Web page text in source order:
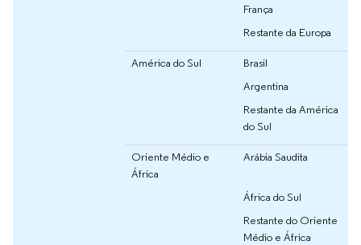
França
Restante da Europa
América do Sul
Brasil
Argentina
Restante da América
do Sul
Oriente Médio e
África
Arábia Saudita
África do Sul
Restante do Oriente
Médio e África